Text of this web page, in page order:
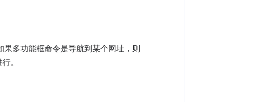
多功能框命令是导航到某个网址，则
。